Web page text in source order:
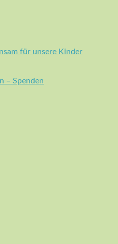
für unsere Kinder
– Spenden